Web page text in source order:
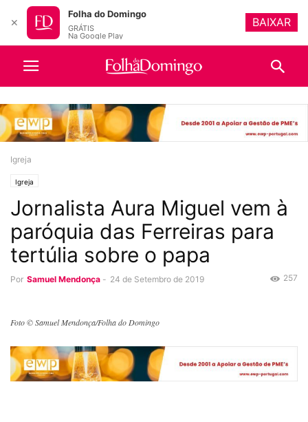
Igreja
Igreja
Jornalista Aura Miguel vem à
paróquia das Ferreiras para
tertúlia sobre o papa
Por Samuel Mendonça - 24 de Setembro de 2019 257
Foto © Samuel Mendonça/Folha do Domingo
✕
Folha do Domingo
GRÁTIS
Na Google Play
BAIXAR